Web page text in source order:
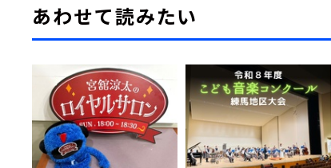
あわせて読みたい